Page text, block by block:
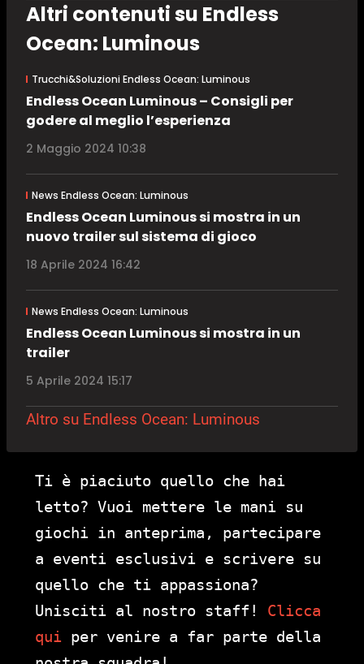
Altri contenuti su Endless
Ocean: Luminous
Trucchi&Soluzioni Endless Ocean: Luminous
Endless Ocean Luminous – Consigli per
godere al meglio l’esperienza
2 Maggio 2024 10:38
News Endless Ocean: Luminous
Endless Ocean Luminous si mostra in un
nuovo trailer sul sistema di gioco
18 Aprile 2024 16:42
News Endless Ocean: Luminous
Endless Ocean Luminous si mostra in un
trailer
5 Aprile 2024 15:17
Altro su Endless Ocean: Luminous
Ti è piaciuto quello che hai
letto? Vuoi mettere le mani su
giochi in anteprima, partecipare
a eventi esclusivi e scrivere su
quello che ti appassiona?
Unisciti al nostro staff! Clicca
qui per venire a far parte della